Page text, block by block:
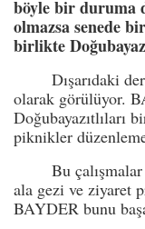
böyle bir duruma
olmazsa senede
birlikte
Dışarıdaki
olarak görülüyor.
Doğubayazıtlıları
piknikler
Bu çalışmalar
ala gezi ve ziyaret
BAYDER bunu